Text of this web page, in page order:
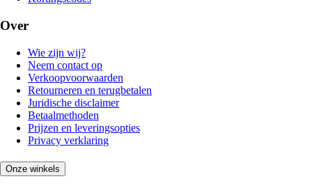
Over
Wie zijn wij?
Neem contact op
Verkoopvoorwaarden
Retourneren en terugbetalen
Juridische disclaimer
Betaalmethoden
Prijzen en leveringsopties
Privacy verklaring
Onze winkels